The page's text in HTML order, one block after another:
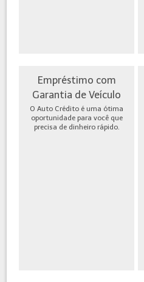
Empréstimo com
Garantia de Veículo
O Auto Crédito é uma ótima
oportunidade para você que
precisa de dinheiro rápido.